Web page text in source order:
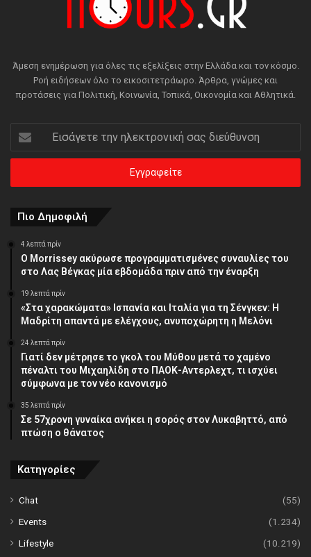
Άμεση ενημέρωση για όλες τις εξελίξεις στην Ελλάδα και τον κόσμο.
Ροή ειδήσεων όλο το εικοσιτετράωρο. Άρθρα, γνώμες και
προτάσεις για Πολιτική, Κοινωνία, Τοπικά, Οικονομία και Αθλητικά.
Εισάγετε
την
ηλεκτρονική
διεύθυνση
Πιο Δημοφιλή
4 λεπτά πρίν
Ο Morrissey ακύρωσε προγραμματισμένες συναυλίες του
στο Λας Βέγκας μία εβδομάδα πριν από την έναρξη
19 λεπτά πρίν
«Στα χαρακώματα» Ισπανία και Ιταλία για τη Σένγκεν: Η
Μαδρίτη απαντά με ελέγχους, ανυποχώρητη η Μελόνι
24 λεπτά πρίν
Γιατί δεν μέτρησε το γκολ του Μύθου μετά το χαμένο
πέναλτι του Μιχαηλίδη στο ΠΑΟΚ-Αντερλεχτ, τι ισχύει
σύμφωνα με τον νέο κανονισμό
35 λεπτά πρίν
Σε 57χρονη γυναίκα ανήκει η σορός στον Λυκαβηττό, από
πτώση ο θάνατος
Κατηγορίες
Chat
(55)
Events
(1.234)
Lifestyle
(10.219)